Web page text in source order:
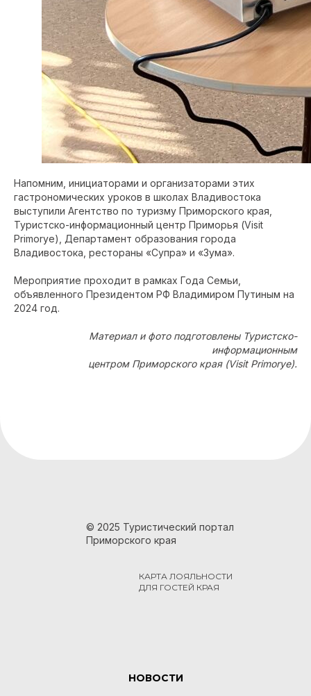
Напомним, инициаторами и организаторами этих
гастрономических уроков в школах Владивостока
выступили Агентство по туризму Приморского края,
Туристско-информационный центр Приморья (Visit
Primorye), Департамент образования города
Владивостока, рестораны «Супра» и «Зума».
Мероприятие проходит в рамках Года Семьи,
объявленного Президентом РФ Владимиром Путиным на
2024 год.
Материал и фото подготовлены Туристско-
информационным
центром Приморского края (Visit Primorye).
© 2025 Туристический портал
Приморского края
КАРТА ЛОЯЛЬНОСТИ
ДЛЯ ГОСТЕЙ КРАЯ
НОВОСТИ